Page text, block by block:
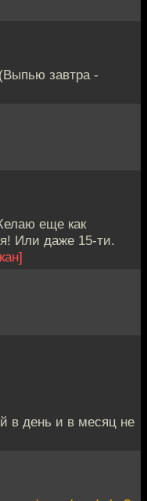
завтра -
еще как
Или даже 15-ти.
в день и в месяц не